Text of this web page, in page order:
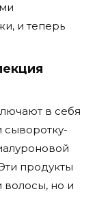
и теперь
в себя
сыворотку-
продукты
волосы, но и